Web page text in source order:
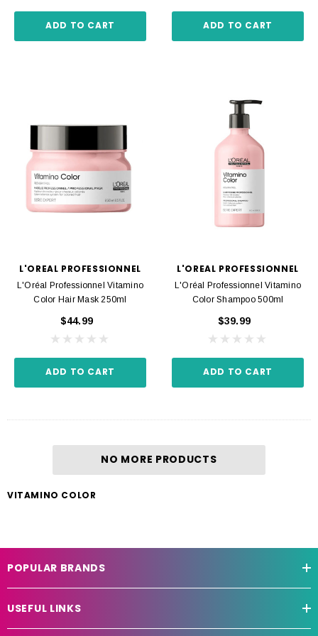
ADD TO CART ADD TO CART
L'OREAL PROFESSIONNEL
L'Oréal Professionnel Vitamino
Color Hair Mask 250ml
$44.99
ADD TO CART
L'OREAL PROFESSIONNEL
L'Oréal Professionnel Vitamino
Color Shampoo 500ml
$39.99
ADD TO CART
NO MORE PRODUCTS
VITAMINO COLOR
POPULAR BRANDS
USEFUL LINKS